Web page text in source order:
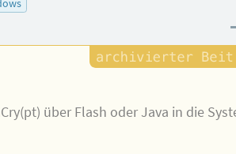
über Flash oder Java in die